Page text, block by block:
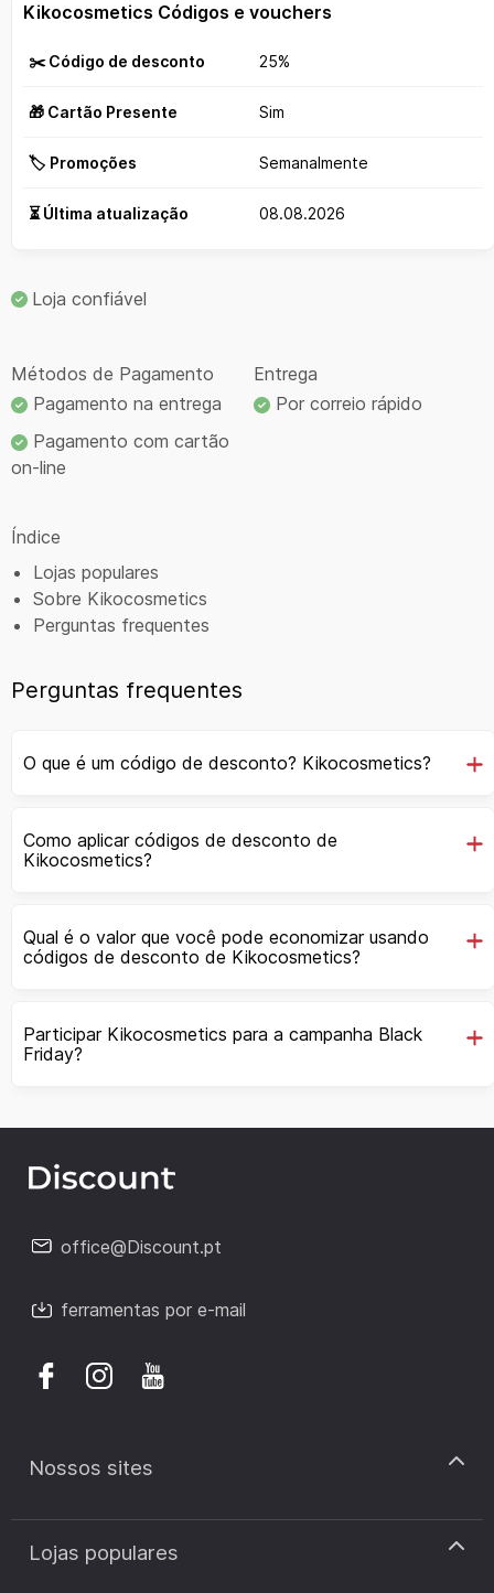
Kikocosmetics Códigos e vouchers
✂️ Código de desconto 25%
🎁 Cartão Presente Sim
🏷️ Promoções Semanalmente
⏳ Última atualização 08.08.2026
Loja confiável
Métodos de Pagamento
Pagamento na entrega
Pagamento com cartão
on-line
Entrega
Por correio rápido
Índice
Lojas populares
Sobre Kikocosmetics
Perguntas frequentes
Perguntas frequentes
O que é um código de desconto? Kikocosmetics?
Como aplicar códigos de desconto de
Kikocosmetics?
Qual é o valor que você pode economizar usando
códigos de desconto de Kikocosmetics?
Participar Kikocosmetics para a campanha Black
Friday?
office@Discount.pt
ferramentas por e-mail
Nossos sites
discount.pt
discount.sk
Lojas populares